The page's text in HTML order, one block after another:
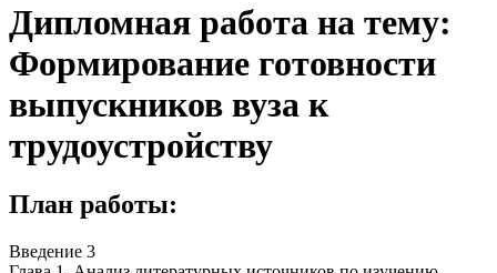
Дипломная работа на тему:
Формирование готовности
выпускников вуза к
трудоустройству
План работы:
Введение 3